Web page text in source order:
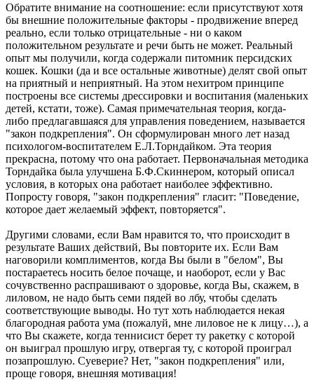
Обратите внимание на соотношение: если присутствуют хотя
бы внешние положительные факторы - продвижение вперед
реально, если только отрицательные - ни о каком
положительном результате и речи быть не может. Реальный
опыт мы получили, когда содержали питомник персидских
кошек. Кошки (да и все остальные животные) делят свой опыт
на приятный и неприятный. На этом нехитром принципе
построены все системы дрессировки и воспитания (маленьких
детей, кстати, тоже). Самая примечательная теория, когда-
либо предлагавшаяся для управления поведением, называется
"закон подкрепления". Он сформулирован много лет назад
психологом-воспитателем Е.Л.Торндайком. Эта теория
прекрасна, потому что она работает. Первоначальная методика
Торндайка была улучшена Б.Ф.Скиннером, который описал
условия, в которых она работает наиболее эффективно.
Попросту говоря, "закон подкрепления" гласит: "Поведение,
которое дает желаемый эффект, повторяется".
Другими словами, если Вам нравится то, что происходит в
результате Ваших действий, Вы повторите их. Если Вам
наговорили комплиментов, когда Вы были в "белом", Вы
постараетесь носить белое почаще, и наоборот, если у Вас
сочувственно распрашивают о здоровье, когда Вы, скажем, в
лиловом, не надо быть семи пядей во лбу, чтобы сделать
соответствующие выводы. Но тут хоть наблюдается некая
благородная работа ума (пожалуй, мне лиловое не к лицу…), а
что Вы скажете, когда теннисист берет ту ракетку с которой
он выиграл прошлую игру, отвергая ту, с которой проиграл
позапрошлую. Суеверие? Нет, "закон подкрепления" или,
проще говоря, внешняя мотивация!